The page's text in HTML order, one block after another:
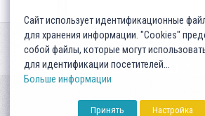
Сайт использует идентификационные
для хранения информации. "Cookies"
собой файлы, которые могут
для идентификации посетителей...
Больше информации
Принять Настройка